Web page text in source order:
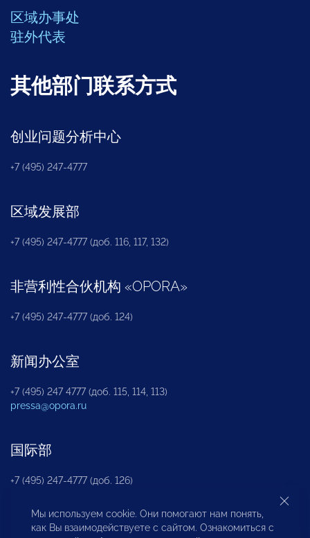
区域办事处
驻外代表
其他部门联系方式
创业问题分析中心
+7 (495) 247-4777
区域发展部
+7 (495) 247-4777 (доб. 116, 117, 132)
非营利性合伙机构 «OPORA»
+7 (495) 247-4777 (доб. 124)
新闻办公室
+7 (495) 247 4777 (доб. 115, 114, 113)
pressa@opora.ru
国际部
+7 (495) 247-4777 (доб. 126)
商投权益保护部
Мы используем cookie. Они помогают нам понять,
как Вы взаимодействуете с сайтом. Ознакомиться с